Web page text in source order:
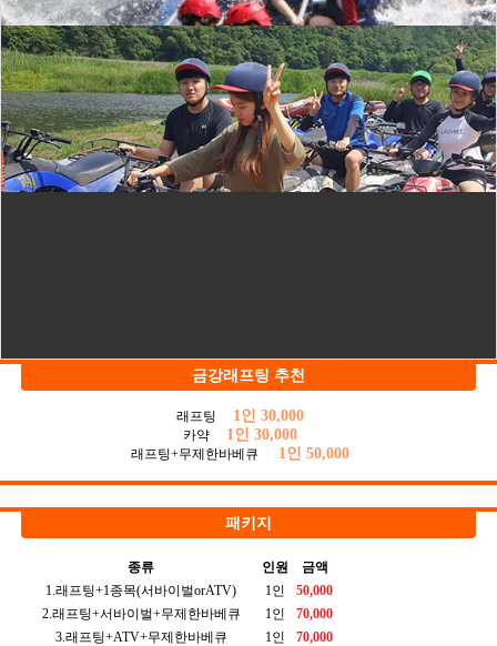
금강래프팅 추천
래프팅 1인 30,000
카약 1인 30,000
래프팅+무제한바베큐 1인 50,000
패키지
종류 인원
금액
1.래프팅+1종목(서바이벌orATV)
1인
50,000
2.래프팅+서바이벌+무제한바베큐
1인
70,000
3.래프팅+ATV+무제한바베큐
1인
70,000